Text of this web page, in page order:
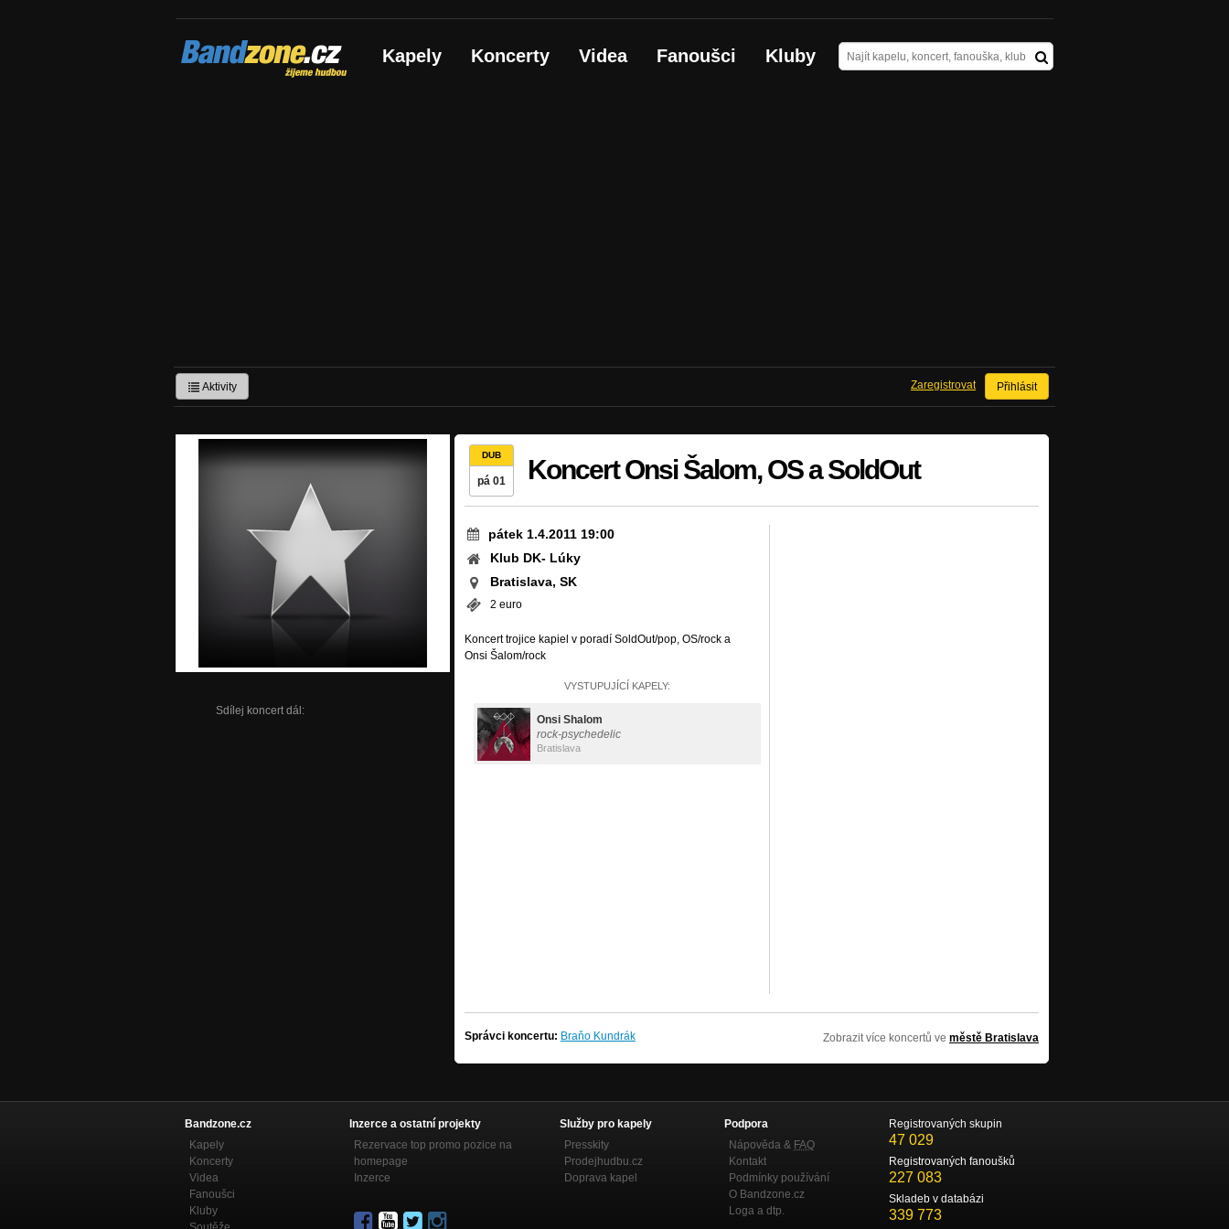
Bandzone.cz
žijeme hudbou Kapely Koncerty Videa Fanoušci Kluby
Aktivity Přihlásit
Zaregistrovat
Sdílej koncert dál:
DUB
pá 01 Koncert Onsi Šalom, OS a SoldOut
pátek 1.4.2011 19:00
Klub DK- Lúky
Bratislava, SK
2 euro
Koncert trojice kapiel v poradí SoldOut/pop, OS/rock a
Onsi Šalom/rock
VYSTUPUJÍCÍ KAPELY:
Onsi Shalom
rock-psychedelic
Bratislava
Správci koncertu: Braňo Kundrák Zobrazit více koncertů ve městě Bratislava
Bandzone.cz
Kapely
Koncerty
Videa
Fanoušci
Kluby
Inzerce a ostatní projekty
Rezervace top promo pozice na
homepage
Inzerce
Služby pro kapely
Presskity
Prodejhudbu.cz
Doprava kapel
Podpora
Nápověda & FAQ
Kontakt
Podmínky používání
O Bandzone.cz
Loga a dtp.
Registrovaných skupin
47 029
Registrovaných fanoušků
227 083
Skladeb v databázi
339 773